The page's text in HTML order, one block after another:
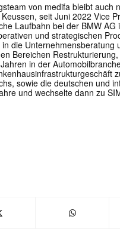
von medifa bleibt auch
seit Juni 2022 Vice
Laufbahn bei der BMW
und strategischen
die
Bereichen
in der
sowie die deutschen und
und wechselte dann zu